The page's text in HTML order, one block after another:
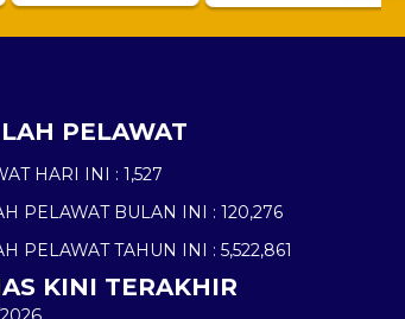
PELAWAT
HARI INI : 1,527
PELAWAT BULAN INI : 120,276
PELAWAT TAHUN INI : 5,522,861
KINI TERAKHIR